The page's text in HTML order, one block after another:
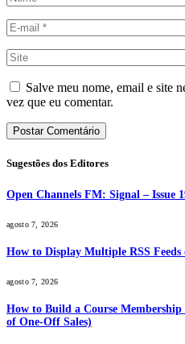
Salve meu nome, email e site
vez que eu comentar.
Sugestões dos Editores
Open Channels FM: Signal – Issue
agosto 7, 2026
How to Display Multiple RSS Feeds
agosto 7, 2026
How to Build a Course
of One-Off Sales)